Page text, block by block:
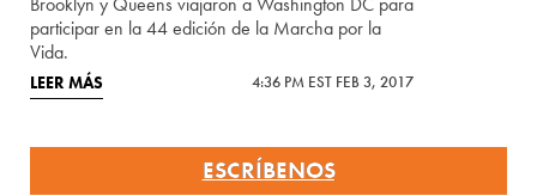
participar en la 44 edición de la Marcha por la
Vida.
LEER MÁS 4:36 PM EST FEB 3, 2017
ESCRÍBENOS